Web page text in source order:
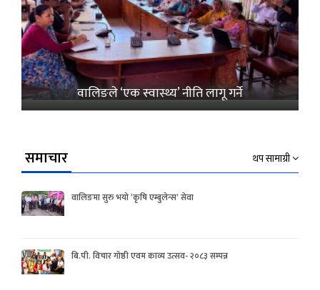
वालिङले ‘एक स्वास्थ्य’ नीति लागू गर्ने
समाचार थप सामाग्री
वालिङमा सुरु भयो ‘कृषि एम्बुलेन्स’ सेवा
बि.पी. विचार गोष्ठी एवम काव्य उत्सव- २०८३ सम्पन्न